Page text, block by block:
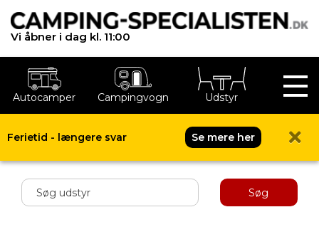
Vi åbner i dag kl. 11:00
Autocamper Campingvogn Udstyr
Ferietid - længere svar
Se mere her
Søg